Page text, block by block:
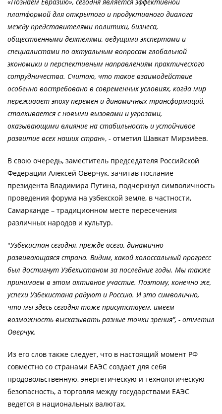
платформой для открытого и продуктивного диалога
между представителями политики, бизнеса,
общественными деятелями, ведущими экспертами и
специалистами по актуальным вопросам глобальной
экономики и перспективным направлениям практического
сотрудничества. Считаю, что такое взаимодействие
особенно востребовано в современных условиях, когда мир
переживает эпоху перемен и динамичных трансформаций,
сталкивается с новыми вызовами и угрозами,
оказывающими влияние на стабильность и устойчивое
развитие всех наших стран», - отметил Шавкат Мирзиёев.
В свою очередь, заместитель председателя Российской
Федерации Алексей Оверчук, зачитав послание
президента Владимира Путина, подчеркнул символичность
проведения форума на узбекской земле, в частности,
Самарканде – традиционном месте пересечения
различных народов и культур.
"Узбекистан сегодня, прежде всего, динамично
развивающаяся страна. Видим, какой колоссальный прогресс
был достигнут Узбекистаном за последние годы. Мы также
принимаем в этом активное участие. Поэтому, конечно же,
успехи Узбекистана радуют и Россию. И это символично,
что мы здесь сегодня тоже присутствуем, имеем
возможность высказывать разные точки зрения", - отметил
Оверчук.
Из его слов также следует, что в настоящий момент РФ
совместно со странами ЕАЭС создает для себя
продовольственную, энергетическую и технологическую
безопасность, а торговля между государствами ЕАЭС
ведется в национальных валютах.